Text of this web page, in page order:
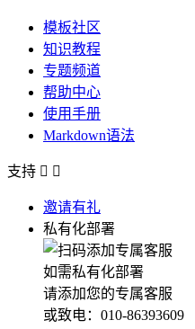
模板社区
知识教程
专题频道
帮助中心
使用手册
Markdown语法
支持  
邀请有礼
私有化部署
如需私有化部署
请添加您的专属客服
或致电：010-86393609